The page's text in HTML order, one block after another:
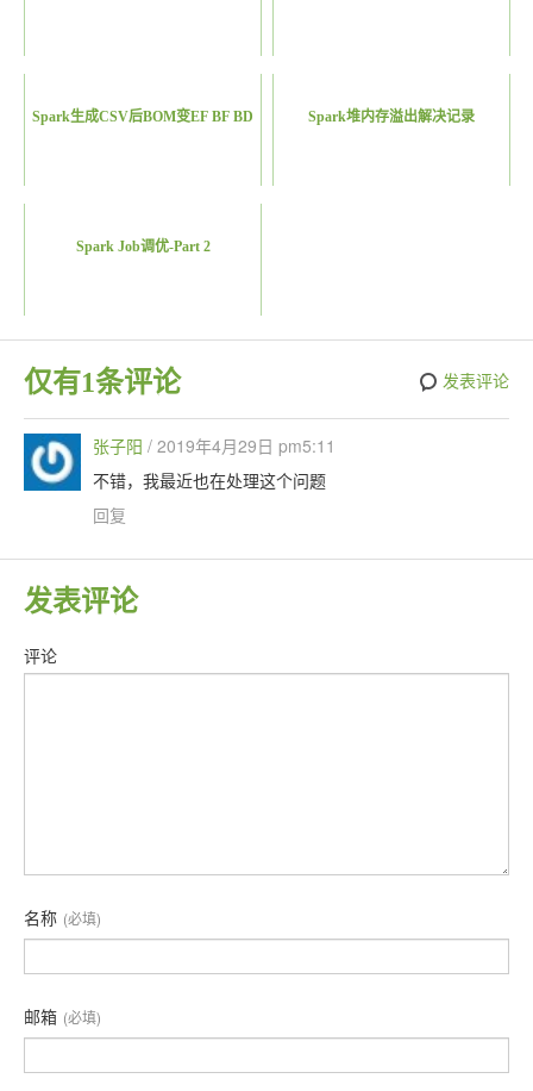
Spark生成CSV后BOM变EF BF BD Spark堆内存溢出解决记录
Spark Job调优-Part 2
仅有1条评论 发表评论
张子阳 / 2019年4月29日 pm5:11
不错，我最近也在处理这个问题
回复
发表评论
评论
名称 (必填)
邮箱 (必填)